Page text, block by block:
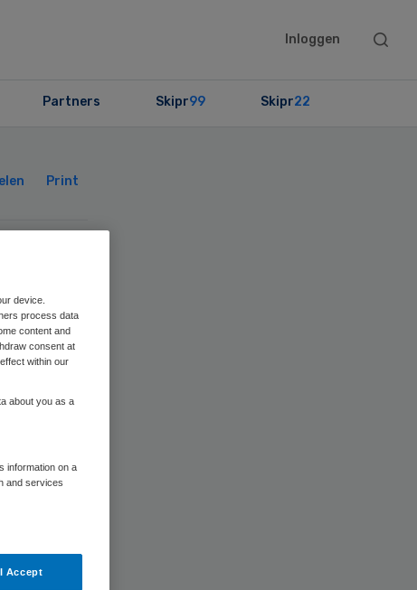
Inloggen
Search
Partners Skipr99 Skipr22
Print
device.
process data
content and
consent at
within our
about you as a
information on a
and services
I Accept